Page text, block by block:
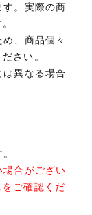
す。実際の商
、商品個々
さい。
異なる場合
場合がござい
ご確認くだ